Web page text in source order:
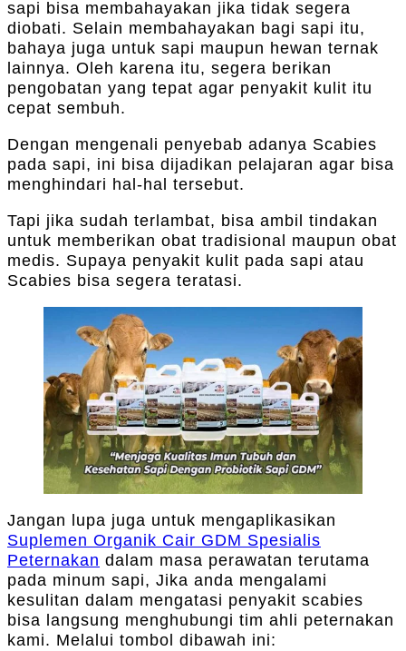
sapi bisa membahayakan jika tidak segera
diobati. Selain membahayakan bagi sapi itu,
bahaya juga untuk sapi maupun hewan ternak
lainnya. Oleh karena itu, segera berikan
pengobatan yang tepat agar penyakit kulit itu
cepat sembuh.
Dengan mengenali penyebab adanya Scabies
pada sapi, ini bisa dijadikan pelajaran agar bisa
menghindari hal-hal tersebut.
Tapi jika sudah terlambat, bisa ambil tindakan
untuk memberikan obat tradisional maupun obat
medis. Supaya penyakit kulit pada sapi atau
Scabies bisa segera teratasi.
Jangan lupa juga untuk mengaplikasikan
Suplemen Organik Cair GDM Spesialis
Peternakan dalam masa perawatan terutama
pada minum sapi, Jika anda mengalami
kesulitan dalam mengatasi penyakit scabies
bisa langsung menghubungi tim ahli peternakan
kami. Melalui tombol dibawah ini: